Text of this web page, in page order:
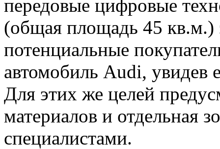
передовые цифровые
(общая площадь 45 кв.м.)
потенциальные
автомобиль Audi, увидев
Для этих же целей
материалов и отдельная
специалистами.